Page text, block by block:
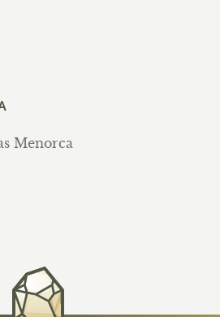
Menorca